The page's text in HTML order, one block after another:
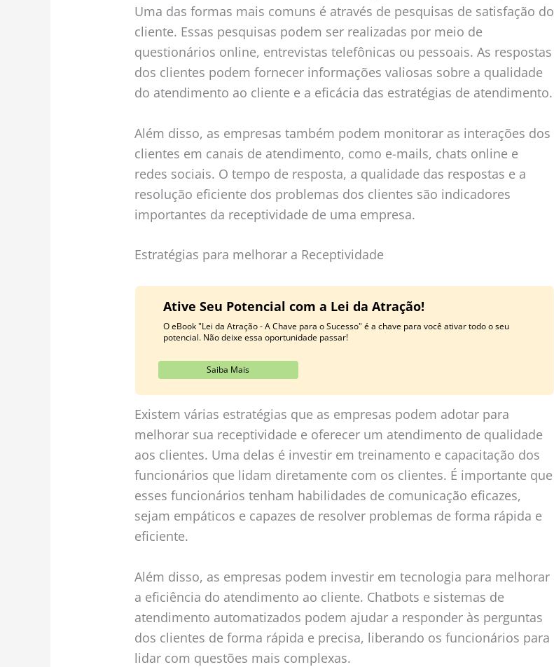
Uma das formas mais comuns é através de pesquisas de satisfação do
cliente. Essas pesquisas podem ser realizadas por meio de
questionários online, entrevistas telefônicas ou pessoais. As respostas
dos clientes podem fornecer informações valiosas sobre a qualidade
do atendimento ao cliente e a eficácia das estratégias de atendimento.
Além disso, as empresas também podem monitorar as interações dos
clientes em canais de atendimento, como e-mails, chats online e
redes sociais. O tempo de resposta, a qualidade das respostas e a
resolução eficiente dos problemas dos clientes são indicadores
importantes da receptividade de uma empresa.
Estratégias para melhorar a Receptividade
Ative Seu Potencial com a Lei da Atração!
O eBook "Lei da Atração - A Chave para o Sucesso" é a chave para você ativar todo o seu
potencial. Não deixe essa oportunidade passar!
Saiba Mais
Existem várias estratégias que as empresas podem adotar para
melhorar sua receptividade e oferecer um atendimento de qualidade
aos clientes. Uma delas é investir em treinamento e capacitação dos
funcionários que lidam diretamente com os clientes. É importante que
esses funcionários tenham habilidades de comunicação eficazes,
sejam empáticos e capazes de resolver problemas de forma rápida e
eficiente.
Além disso, as empresas podem investir em tecnologia para melhorar
a eficiência do atendimento ao cliente. Chatbots e sistemas de
atendimento automatizados podem ajudar a responder às perguntas
dos clientes de forma rápida e precisa, liberando os funcionários para
lidar com questões mais complexas.